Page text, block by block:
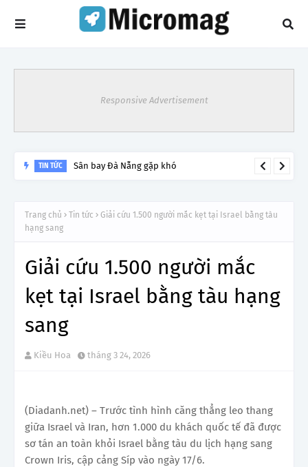
Responsive Advertisement
TIN TỨC Sân bay Đà Nẵng gặp khó
Trang chủ Tin tức
Giải cứu 1.500 người mắc kẹt tại Israel bằng tàu
hạng sang
Giải cứu 1.500 người mắc
kẹt tại Israel bằng tàu hạng
sang
Kiều Hoa tháng 3 24, 2026
(Diadanh.net) – Trước tình hình căng thẳng leo thang
giữa Israel và Iran, hơn 1.000 du khách quốc tế đã được
sơ tán an toàn khỏi Israel bằng tàu du lịch hạng sang
Crown Iris, cập cảng Síp vào ngày 17/6.